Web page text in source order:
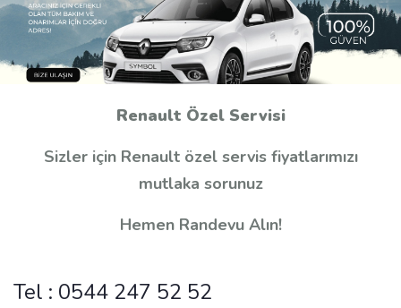
a
Bize Ulaşın
Renault Özel Servisi
Sizler için Renault özel servis fiyatlarımızı
mutlaka sorunuz
Hemen Randevu Alın!
Tel : 0544 247 52 52